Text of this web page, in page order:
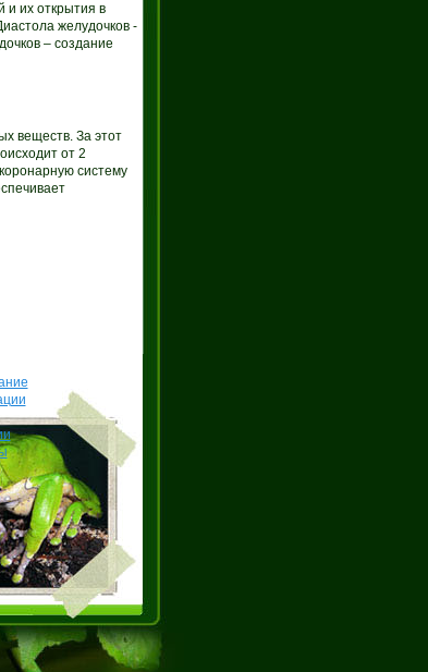
и их открытия в
желудочков -
– создание
веществ. За этот
от 2
систему